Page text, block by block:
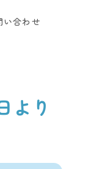
い合わせ
より